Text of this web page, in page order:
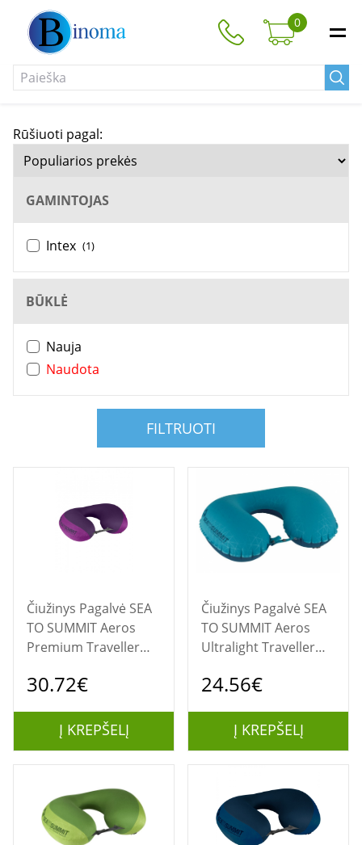
0
Rūšiuoti pagal:
GAMINTOJAS
Intex (1)
BŪKLĖ
Nauja
Naudota
FILTRUOTI
Čiužinys Pagalvė SEA
TO SUMMIT Aeros
Premium Traveller
30.72€
Į KREPŠELĮ
Čiužinys Pagalvė SEA
TO SUMMIT Aeros
Ultralight Traveller
24.56€
Į KREPŠELĮ